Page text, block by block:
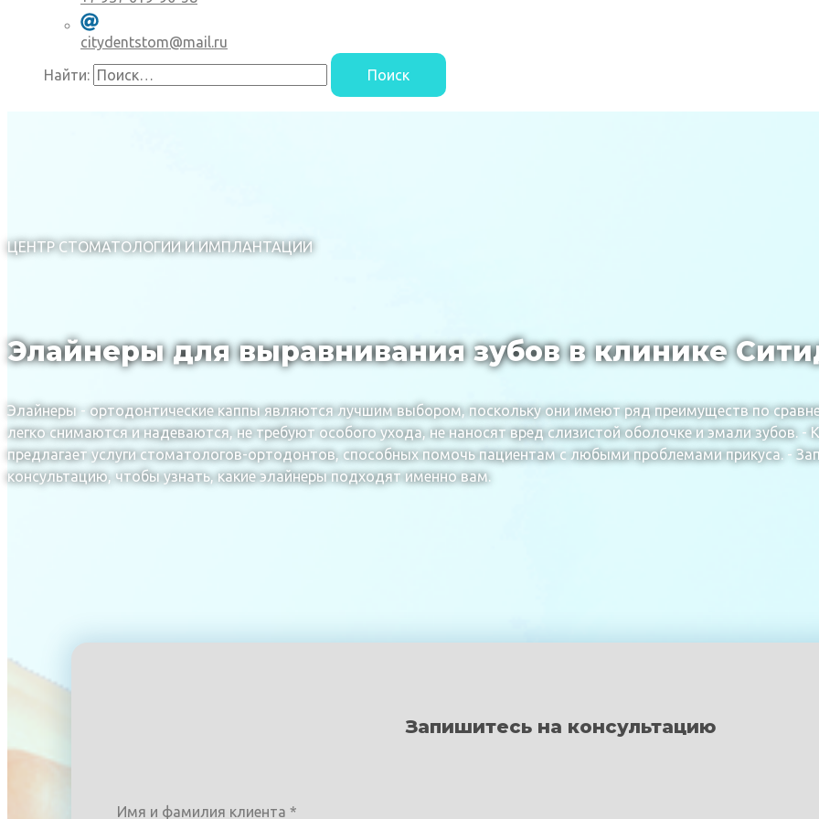
citydentstom@mail.ru
Найти:
ЦЕНТР СТОМАТОЛОГИИ И ИМПЛАНТАЦИИ
Элайнеры для выравнивания зубов в клинике
Элайнеры - ортодонтические каппы являются лучшим выбором, поскольку они имеют ряд преимуществ по
легко снимаются и надеваются, не требуют особого ухода, не наносят вред слизистой оболочке и эмали зубов. -
предлагает услуги стоматологов-ортодонтов, способных помочь пациентам с любыми проблемами прикуса. -
консультацию, чтобы узнать, какие элайнеры подходят именно вам.
Запишитесь на консультацию
Имя и фамилия клиента *